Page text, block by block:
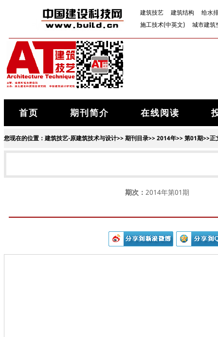
建筑技艺 建筑结构
给水
施工技术(中英文)
城市建筑
首页 期刊简介 在线阅读
您现在的位置： 建筑技艺-原建筑技术与设计>>期刊目录>>2014年>>第01期>>正
期次： 2014年第01期